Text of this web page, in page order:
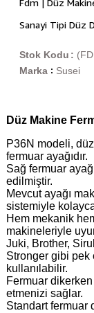
Fdm | Düz
Sanayi Tipi Düz
Stok Kodu
Marka : Susei
Düz Makine
P36N modeli,
fermuar ayağıdır.
Sağ fermuar
edilmiştir.
Mevcut ayağı
sistemiyle
Hem mekanik
makineleriyle
Juki, Brother,
Stronger gibi pek
kullanılabilir.
Fermuar
etmenizi sağlar.
Standart fermuar